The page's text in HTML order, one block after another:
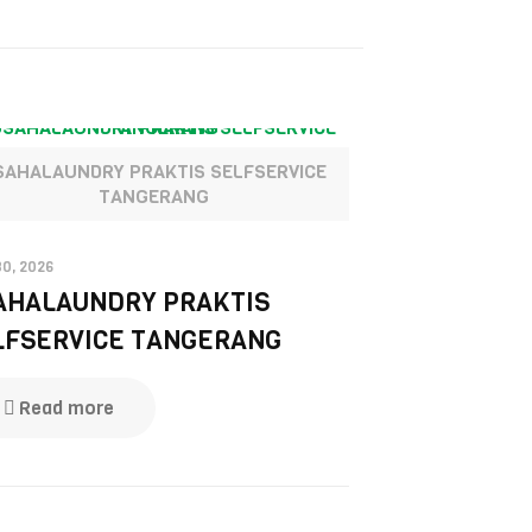
PRAKTIS SELFSERVICE
TANGERANG
2026
PRAKTIS
TANGERANG
Read more